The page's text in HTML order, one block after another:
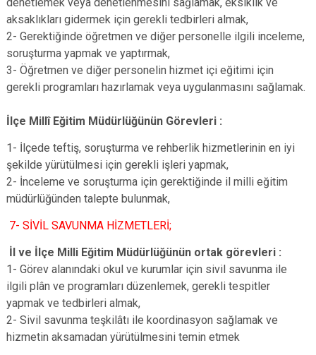
aksaklıkları gidermek için gerekli tedbirleri almak,
2- Gerektiğinde öğretmen ve diğer personelle ilgili inceleme,
soruşturma yapmak ve yaptırmak,
3- Öğretmen ve diğer personelin hizmet içi eğitimi için
gerekli programları hazırlamak veya uygulanmasını sağlamak.
İlçe Millî Eğitim Müdürlüğünün Görevleri :
1- İlçede teftiş, soruşturma ve rehberlik hizmetlerinin en iyi
şekilde yürütülmesi için gerekli işleri yapmak,
2- İnceleme ve soruşturma için gerektiğinde il milli eğitim
müdürlüğünden talepte bulunmak,
7- SİVİL SAVUNMA HİZMETLERİ;
İl ve İlçe Milli Eğitim Müdürlüğünün ortak görevleri :
1- Görev alanındaki okul ve kurumlar için sivil savunma ile
ilgili plân ve programları düzenlemek, gerekli tespitler
yapmak ve tedbirleri almak,
2- Sivil savunma teşkilâtı ile koordinasyon sağlamak ve
hizmetin aksamadan yürütülmesini temin etmek